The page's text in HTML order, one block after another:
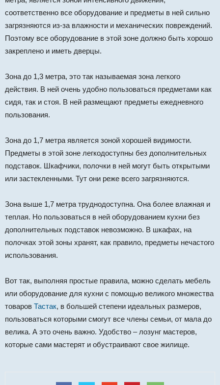
соответственно все оборудование и предметы в ней сильно
загрязняются из-за влажности и механических повреждений.
Поэтому все оборудование в этой зоне должно быть хорошо
закреплено и иметь дверцы.
Зона до 1,3 метра, это так называемая зона легкого
действия. В ней очень удобно пользоваться предметами как
сидя, так и стоя. В ней размещают предметы ежедневного
пользования.
Зона до 1,7 метра является зоной хорошей видимости.
Предметы в этой зоне легкодоступны без дополнительных
подставок. Шкафчики, полочки в ней могут быть открытыми
или застекленными. Тут они реже всего загрязняются.
Зона выше 1,7 метра труднодоступна. Она более влажная и
теплая. Но пользоваться в ней оборудованием кухни без
дополнительных подставок невозможно. В шкафах, на
полочках этой зоны хранят, как правило, предметы нечастого
использования.
Вот так, выполняя простые правила, можно сделать мебель
или оборудование для кухни с помощью великого множества
товаров Тастак, в большей степени идеальных размеров,
пользоваться которыми смогут все члены семьи, от мала до
велика. А это очень важно. Удобство – лозунг мастеров,
которые сами мастерят и обустраивают свое жилище.